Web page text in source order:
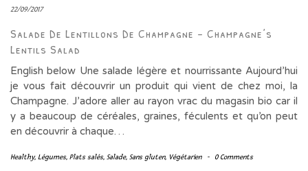
22/09/2017
Salade De Lentillons De Champagne – Champagne’s
Lentils Salad
English below Une salade légère et nourrissante Aujourd’hui
je vous fait découvrir un produit qui vient de chez moi, la
Champagne. J’adore aller au rayon vrac du magasin bio car il
y a beaucoup de céréales, graines, féculents et qu’on peut
en découvrir à chaque…
Healthy, Légumes, Plats salés, Salade, Sans gluten, Végétarien - 0 Comments